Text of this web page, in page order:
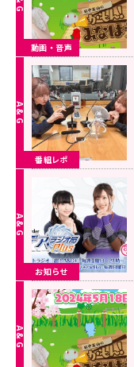
動画・音声
番組レポ
お知らせ